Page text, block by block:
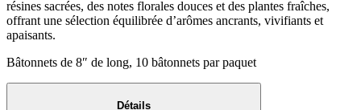
résines sacrées, des notes florales douces et des plantes fraîches,
offrant une sélection équilibrée d’arômes ancrants, vivifiants et
apaisants.
Bâtonnets de 8″ de long, 10 bâtonnets par paquet
Détails